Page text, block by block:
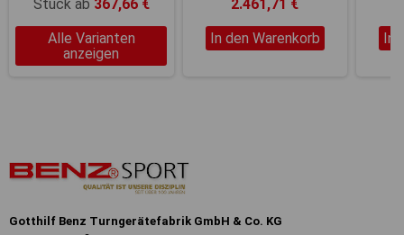
Stück ab 367,66 €
Alle Varianten
anzeigen
2.461,71 €
In den Warenkorb
In
Gotthilf Benz Turngerätefabrik GmbH & Co. KG